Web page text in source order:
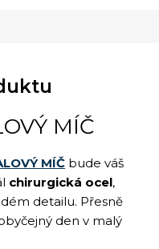
MÍČ
MÍČ bude váš
chirurgická ocel,
detailu. Přesně
den v malý